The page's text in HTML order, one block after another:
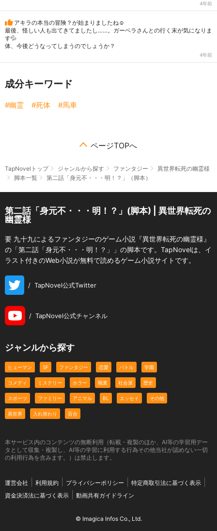
4年前
アキラの本当の冒険？が始まりましたね☺️
最後、怪しい人も出てきてましたし……。ガーベラさんとの行く末が気になりま
す💦
体、今後どうなってしまうのでしょうか？
4年前
成分キーワード
幽霊 死体 馬車
ページTOPへ
TapNovelトップ ジャンルから探す ファンタジー
異世界転死の幽霊様
脚本一覧
第二話「身元不・・・明！？」（脚本）
第二話「身元不・・・明！？」(脚本) | 異世界転死の
幽霊様
要 九十九によるファンタジーのゲーム小説『異世界転死の幽霊様』
の「第二話「身元不・・・明！？」」の脚本です。TapNovelは、イ
ラスト付きのWeb小説が無料で読めるゲーム小説サイトです。
/ TapNovel公式Twitter
/ TapNovel公式チャンネル
ジャンルから探す
ヒューマン SF ファンタジー 恋愛 バトル 学園
コメディ ミステリー ホラー 職業 社会派 歴史
スポーツ ファミリー アニマル BL エッセイ その他
異世界 入れ替わり 百合
本サービス内のコンテンツの無断利用（転載・複製のほか、AI等の学習用デー
タとして収集・複製し、AI等の学習に利用する行為その他当社が認めない一切
の利用行為を含みます。）は禁止します。
運営会社 利用規約 プライバシーポリシー
特定商取引法に基づく表示
資金決済法に基づく表示
動画共有ガイドライン
© Imagica Infos Co., Ltd.